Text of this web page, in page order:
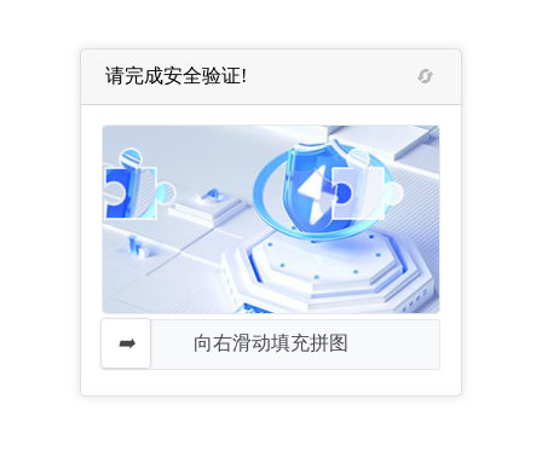
请完成安全验证!
向右滑动填充拼图